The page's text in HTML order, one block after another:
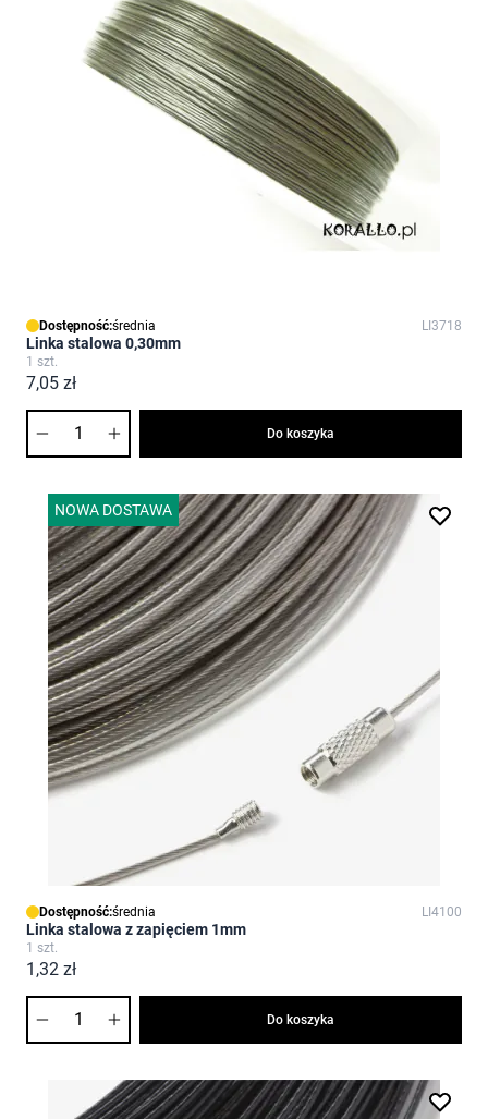
Dostępność:średnia LI3718
Linka stalowa 0,30mm
1 szt.
7,05 zł
Do koszyka
NOWA DOSTAWA
Dostępność:średnia LI4100
Linka stalowa z zapięciem 1mm
1 szt.
1,32 zł
Do koszyka